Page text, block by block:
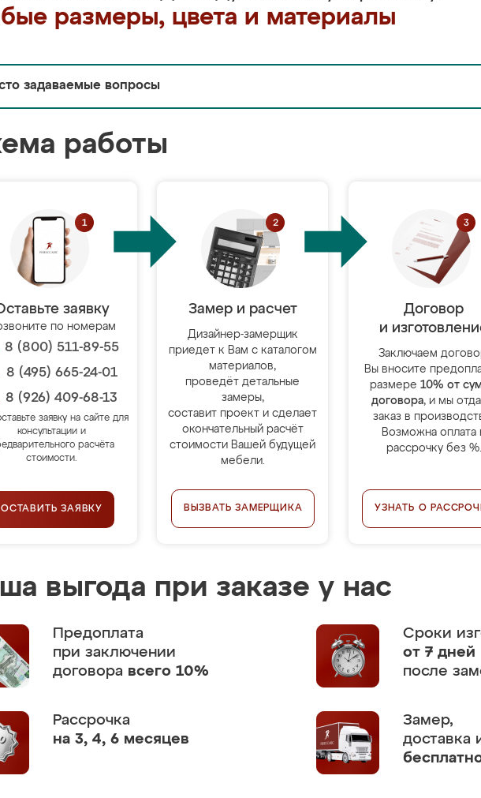
размеры, цвета и материалы
задаваемые вопросы
работы
заявку
по номерам
8 (800) 511-89-55
8 (495) 665-24-01
8 (926) 409-68-13
заявку на сайте для
консультации и
расчёта
стоимости.
ОСТАВИТЬ ЗАЯВКУ
Замер и расчет
Дизайнер-замерщик
приедет к Вам с каталогом
материалов,
проведёт детальные
замеры,
составит проект и сделает
окончательный расчёт
стоимости Вашей будущей
мебели.
ВЫЗВАТЬ ЗАМЕРЩИКА
Договор
и
Заключаем
Вы вносите
размере 10% от
договора, и мы
заказ в
Возможна оплата
рассрочку без %.
УЗНАТЬ О
выгода при заказе у нас
Предоплата
при заключении
договора всего 10%
Сроки
от 7 дней
после
Рассрочка
на 3, 4, 6 месяцев
Замер,
доставка